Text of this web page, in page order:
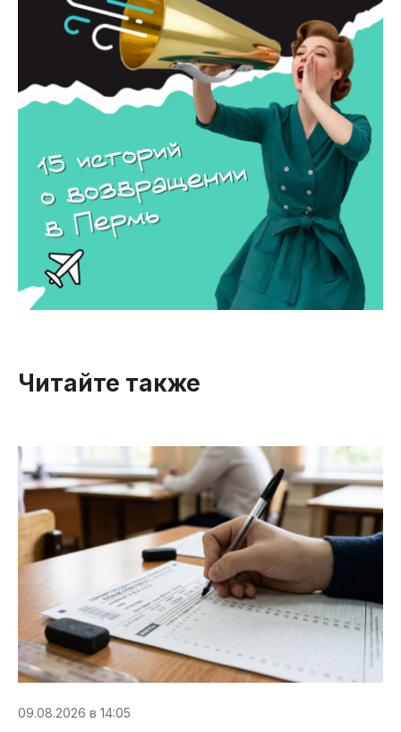
Читайте также
09.08.2026 в 14:05